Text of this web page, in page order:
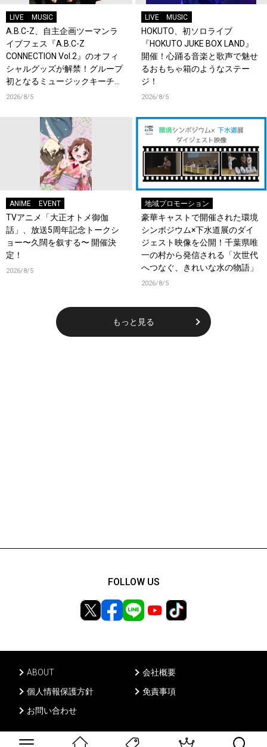
LIVE MUSIC
A.B.C-Z、自主企画ツーマンラ
イブフェス『A.B.C-Z
CONNECTION Vol.2』のオフィ
シャルグッズが解禁！グループ
初となるミュージックキーチェ
ーンが登場！
2026/8/5
LIVE MUSIC
HOKUTO、初ソロライブ
『HOKUTO JUKE BOX LAND』
開催！心踊る音楽と歌声で魅せ
るおもちゃ箱のようなステー
ジ！
2026/8/5
ANIME EVENT
TVアニメ「大正オトメ御伽
話」、放送5周年記念トークシ
ョー〜久闊を叙する〜 開催決
定！
2026/8/5
地域プロモーション
豪華キャストで開催された環境
シンポジウム×下水道展のダイ
ジェスト映像を公開！千葉県唯
一の村から発信される「次世代
へつなぐ、きれいな水の物語」
2026/8/5
もっと見る
ABOUT
会社概要
個人情報保護方針
免責事項
お問い合わせ
FOLLOW US